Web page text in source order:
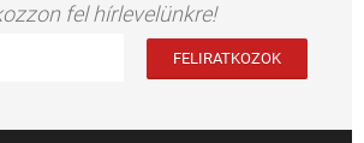
fel hírlevelünkre!